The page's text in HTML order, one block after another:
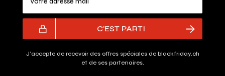
C'EST PARTI
J'accepte de recevoir des offres spéciales de blackfriday.ch
et de ses partenaires.